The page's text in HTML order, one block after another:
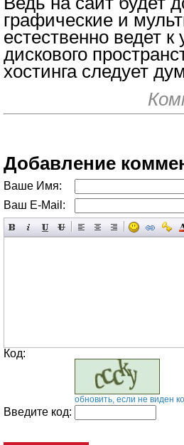
графические и
естественно ведет
дискового
хостинга следует
Добавление
Ваше Имя:
Ваш E-Mail:
Код:
обновить, если не виден
Введите код: